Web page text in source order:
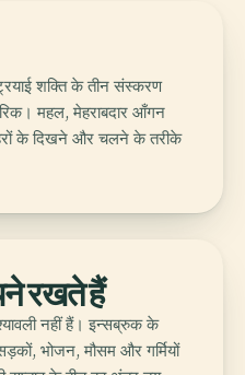
शक्ति के तीन संस्करण
महल, मेहराबदार आँगन
के दिखने और चलने के तरीके
रखते हैं
नहीं हैं। इन्सब्रुक के
भोजन, मौसम और गर्मियों